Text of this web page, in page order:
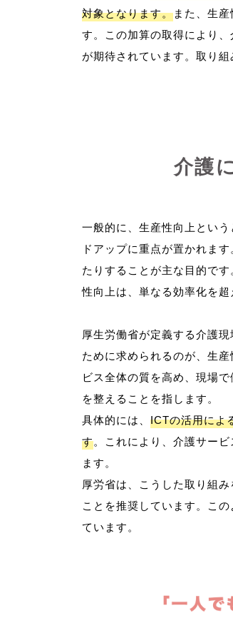
対象となります。また、生
す。この加算の取得により
介護
一般的に、生産性向上とい
ドアップに重点が置かれま
たりすることが主な目的で
性向上は、単なる効率化を超
厚生労働省が定義する介護現
ために求められるのが、生
ビス全体の質を高め、現場
を整えることを指します。
具体的には、 ICTの活用によ
す。これにより、介護サー
ます。
厚労省は、こうした取り組
ことを推奨しています。こ